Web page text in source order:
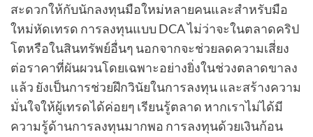
สะดวกให้กับนักลงทุนมือใหม่หลายคนและสำหรับมือ
ใหม่หัดเทรด การลงทุนแบบ DCA ไม่ว่าจะในตลาดคริป
โตหรือในสินทรัพย์อื่นๆ นอกจากจะช่วยลดความเสี่ยง
ต่อราคาที่ผันผวนโดยเฉพาะอย่างยิ่งในช่วงตลาดขาลง
แล้ว ยังเป็นการช่วยฝึกวินัยในการลงทุน และสร้างความ
มั่นใจให้ผู้เทรดได้ค่อยๆ เรียนรู้ตลาด หากเราไม่ได้มี
ความรู้ด้านการลงทุนมากพอ การลงทุนด้วยเงินก้อน